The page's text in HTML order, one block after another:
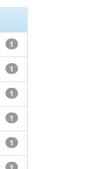
1
1
1
1
1